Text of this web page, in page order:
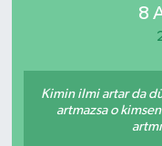
8
Kimin ilmi artar da
artmazsa o